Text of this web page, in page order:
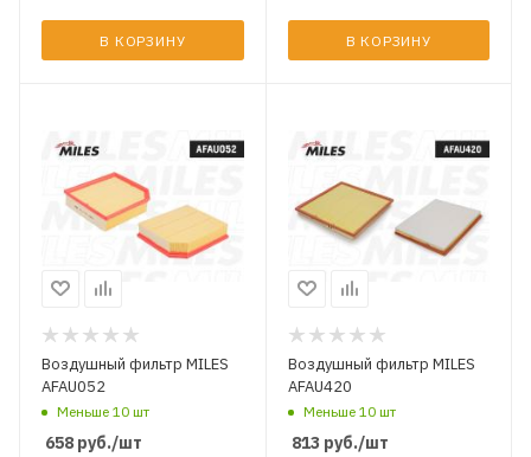
В КОРЗИНУ В КОРЗИНУ
Воздушный фильтр MILES
AFAU052
Меньше 10 шт
658 руб./шт
Воздушный фильтр MILES
AFAU420
Меньше 10 шт
813 руб./шт